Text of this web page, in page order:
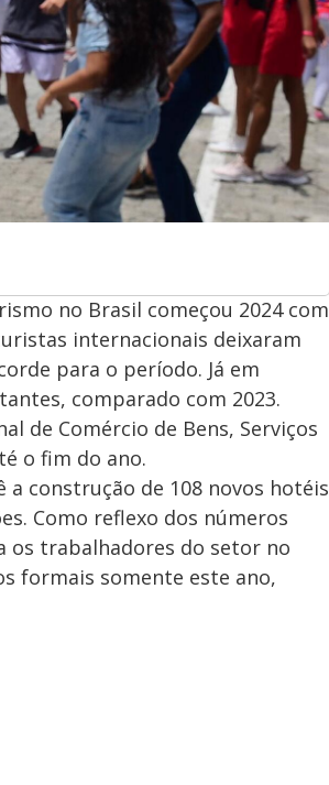
no Brasil começou 2024 com
internacionais deixaram
para o período. Já em
comparado com 2023.
de Comércio de Bens, Serviços
o fim do ano.
construção de 108 novos hotéis
Como reflexo dos números
os trabalhadores do setor no
formais somente este ano,